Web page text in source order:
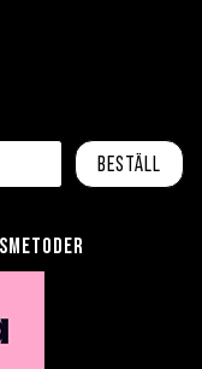
Beställ